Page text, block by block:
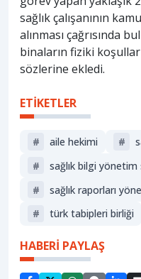
sağlık çalışanının
alınması çağrısında
binaların fiziki
sözlerine ekledi.
ETİKETLER
# aile hekimi #
#
sağlık bilgi
#
sağlık raporları
#
türk tabipleri birliği
HABERİ PAYLAŞ